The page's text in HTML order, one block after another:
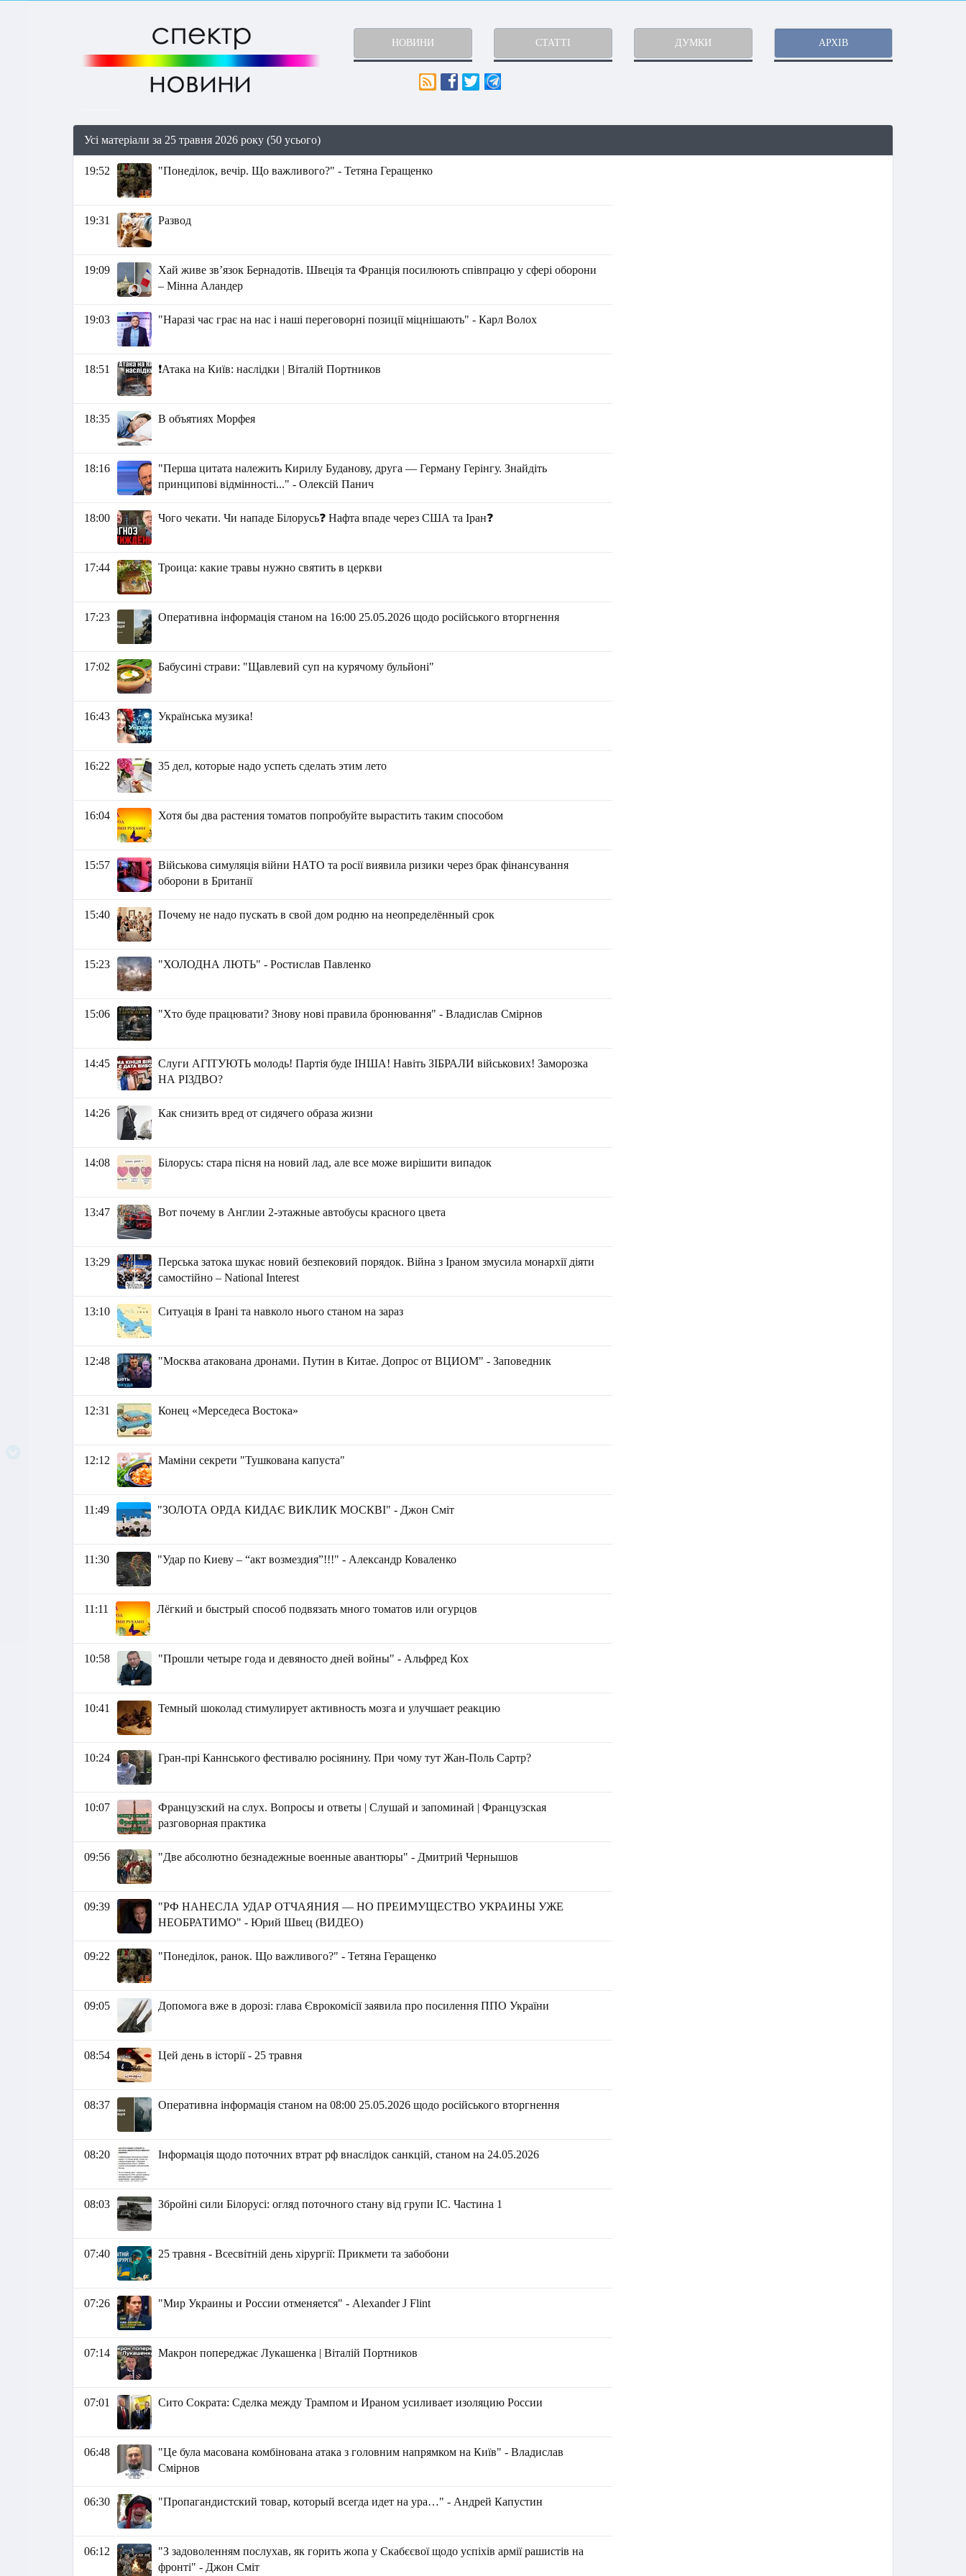
НОВИНИ СТАТТІ ДУМКИ АРХІВ
Усі матеріали за 25 травня 2026 року (50 усього)
19:52 "Понеділок, вечір. Що важливого?" - Тетяна Геращенко
19:31 Развод
19:09
Хай живе зв’язок Бернадотів. Швеція та Франція посилюють співпрацю у сфері оборони
– Мінна Аландер
19:03 "Наразі час грає на нас і наші переговорні позиції міцнішають" - Карл Волох
18:51 ❗️Атака на Київ: наслідки | Віталій Портников
18:35 В объятиях Морфея
18:16
"Перша цитата належить Кирилу Буданову, друга — Герману Герінгу. Знайдіть
принципові відмінності..." - Олексій Панич
18:00 Чого чекати. Чи нападе Білорусь❓ Нафта впаде через США та Іран❓
17:44 Троица: какие травы нужно святить в церкви
17:23 Оперативна інформація станом на 16:00 25.05.2026 щодо російського вторгнення
17:02 Бабусині страви: "Щавлевий суп на курячому бульйоні"
16:43 Українська музика!
16:22 35 дел, которые надо успеть сделать этим лето
16:04 Хотя бы два растения томатов попробуйте вырастить таким способом
15:57
Військова симуляція війни НАТО та росії виявила ризики через брак фінансування
оборони в Британії
15:40 Почему не надо пускать в свой дом родню на неопределённый срок
15:23 "ХОЛОДНА ЛЮТЬ" - Ростислав Павленко
15:06 "Хто буде працювати? Знову нові правила бронювання" - Владислав Смірнов
14:45
Слуги АГІТУЮТЬ молодь! Партія буде ІНША! Навіть ЗІБРАЛИ військових! Заморозка
НА РІЗДВО?
14:26 Как снизить вред от сидячего образа жизни
14:08 Білорусь: стара пісня на новий лад, але все може вирішити випадок
13:47 Вот почему в Англии 2-этажные автобусы красного цвета
13:29
Перська затока шукає новий безпековий порядок. Війна з Іраном змусила монархії діяти
самостійно – National Interest
13:10 Ситуація в Ірані та навколо нього станом на зараз
12:48 "Москва атакована дронами. Путин в Китае. Допрос от ВЦИОМ" - Заповедник
12:31 Конец «Мерседеса Востока»
12:12 Маміни секрети "Тушкована капуста"
11:49 "ЗОЛОТА ОРДА КИДАЄ ВИКЛИК МОСКВІ" - Джон Сміт
11:30 "Удар по Киеву – “акт возмездия”!!!" - Александр Коваленко
11:11 Лёгкий и быстрый способ подвязать много томатов или огурцов
10:58 "Прошли четыре года и девяносто дней войны" - Альфред Кох
10:41 Темный шоколад стимулирует активность мозга и улучшает реакцию
10:24 Гран-прі Каннського фестивалю росіянину. При чому тут Жан-Поль Сартр?
10:07
Французский на слух. Вопросы и ответы | Слушай и запоминай | Французская
разговорная практика
09:56 "Две абсолютно безнадежные военные авантюры" - Дмитрий Чернышов
09:39
"РФ НАНЕСЛА УДАР ОТЧАЯНИЯ — НО ПРЕИМУЩЕСТВО УКРАИНЫ УЖЕ
НЕОБРАТИМО" - Юрий Швец (ВИДЕО)
09:22 "Понеділок, ранок. Що важливого?" - Тетяна Геращенко
09:05 Допомога вже в дорозі: глава Єврокомісії заявила про посилення ППО України
08:54 Цей день в історії - 25 травня
08:37 Оперативна інформація станом на 08:00 25.05.2026 щодо російського вторгнення
08:20 Інформація щодо поточних втрат рф внаслідок санкцій, станом на 24.05.2026​
08:03 Збройні сили Білорусі: огляд поточного стану від групи ІС. Частина 1
07:40 25 травня - Всесвітній день хірургії: Прикмети та забобони
07:26 "Мир Украины и России отменяется" - Аlexander J Flint
07:14 Макрон попереджає Лукашенка | Віталій Портников
07:01 Сито Сократа: Сделка между Трампом и Ираном усиливает изоляцию России
06:48
"Це була масована комбінована атака з головним напрямком на Київ" - Владислав
Смірнов
06:30 "Пропагандистский товар, который всегда идет на ура…" - Андрей Капустин
06:12
"З задоволенням послухав, як горить жопа у Скабєєвої щодо успіхів армії рашистів на
фронті" - Джон Сміт